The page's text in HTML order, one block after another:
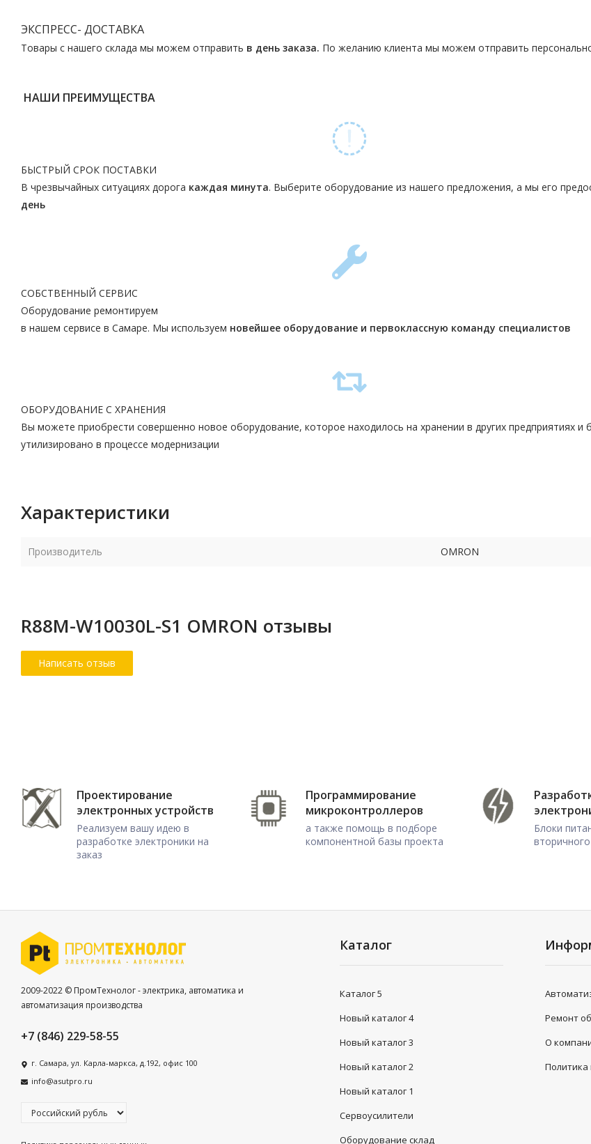
ЭКСПРЕСС- ДОСТАВКА
Товары с нашего склада мы можем отправить в день заказа. По желанию клиента мы можем отправить
НАШИ ПРЕИМУЩЕСТВА
БЫСТРЫЙ СРОК ПОСТАВКИ
В чрезвычайных ситуациях дорога каждая минута. Выберите оборудование из нашего предложения, а мы его
день
СОБСТВЕННЫЙ СЕРВИС
Оборудование ремонтируем
в нашем сервисе в Самаре. Мы используем новейшее оборудование и первоклассную команду специалистов
ОБОРУДОВАНИЕ С ХРАНЕНИЯ
Вы можете приобрести совершенно новое оборудование, которое находилось на хранении в других предприятиях и
утилизировано в процессе модернизации
Характеристики
Производитель OMRON
R88M-W10030L-S1 OMRON отзывы
Проектирование
электронных устройств
Реализуем вашу идею в
разработке электроники на
заказ
Программирование
микроконтроллеров
а также помощь в подборе
компонентной базы проекта
Блоки
2009-2022 © ПромТехнолог - электрика, автоматика и
автоматизация производства
+7 (846) 229-58-55
г. Самара, ул. Карла-маркса, д.192, офис 100
info@asutpro.ru
Каталог
Каталог 5
Новый каталог 4
Новый каталог 3
Новый каталог 2
Новый каталог 1
Сервоусилители
Оборудование склад
Ремонт
О
Политика